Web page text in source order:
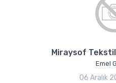
Miraysof
Emel
06 Aralık